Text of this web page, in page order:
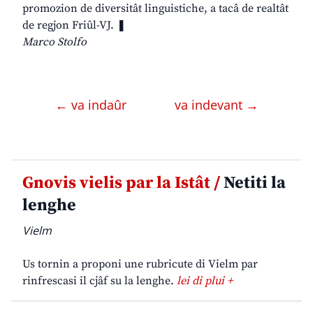
promozion de diversitât linguistiche, a tacâ de realtât
de regjon Friûl-VJ. ❚
Marco Stolfo
← va indaûr va indevant →
Gnovis vielis par la Istât /Netiti la
lenghe
Vielm
Us tornin a proponi une rubricute di Vielm par
rinfrescasi il cjâf su la lenghe. lei di plui +